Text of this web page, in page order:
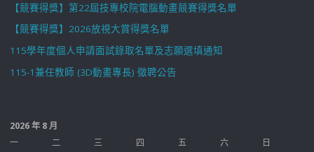
【競賽得獎】第22屆技專校院電腦動畫競賽得獎名單
【競賽得獎】2026放視大賞得獎名單
115學年度個人申請面試錄取名單及志願選填通知
115-1兼任教師 (3D動畫專長) 徵聘公告
2026 年 8 月
一
二 三 四 五 六 日